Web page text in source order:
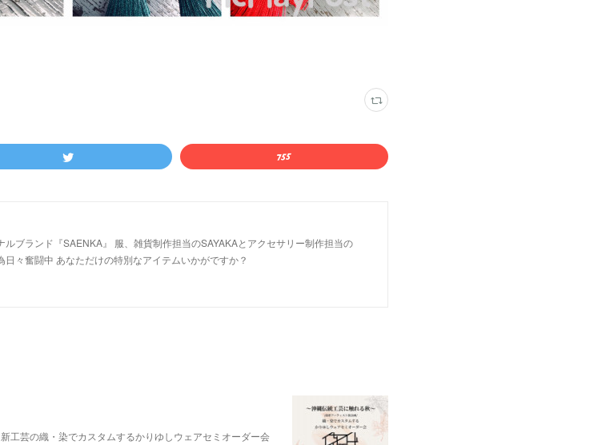
ブランド『SAENKA』 服、雑貨制作担当のSAYAKAとアクセサリー制作担当の
々奮闘中 あなただけの特別なアイテムいかがですか？
工芸の織・染でカスタムするかりゆしウェアセミオーダー会